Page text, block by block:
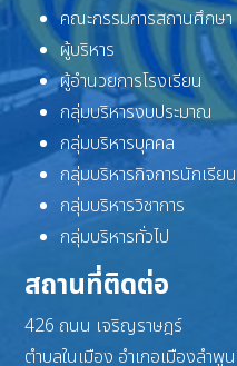
คณะกรรมการสถานศึกษา
ผู้บริหาร
ผู้อำนวยการโรงเรียน
กลุ่มบริหารงบประมาณ
กลุ่มบริหารบุคคล
กลุ่มบริหารกิจการนักเรียน
กลุ่มบริหารวิชาการ
กลุ่มบริหารทั่วไป
สถานที่ติดต่อ
426 ถนน เจริญราษฎร์
ตำบลในเมือง อำเภอเมืองลำพูน